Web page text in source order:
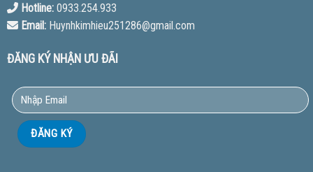
Hotline:0933.254.933
Email:Huynhkimhieu251286@gmail.com
ĐĂNG KÝ NHẬN ƯU ĐÃI